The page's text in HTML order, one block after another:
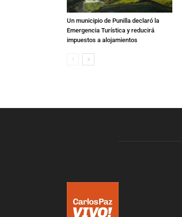
Un municipio de Punilla declaró la
Emergencia Turística y reducirá
impuestos a alojamientos